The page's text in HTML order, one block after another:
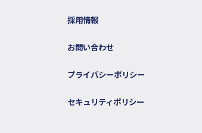
採用情報
お問い合わせ
プライバシーポリシー
セキュリティポリシー